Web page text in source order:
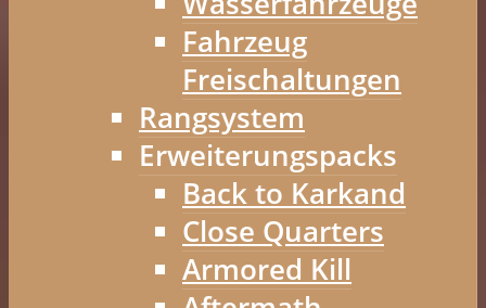
Fahrzeug
Freischaltungen
Rangsystem
Erweiterungspacks
Back to Karkand
Close Quarters
Armored Kill